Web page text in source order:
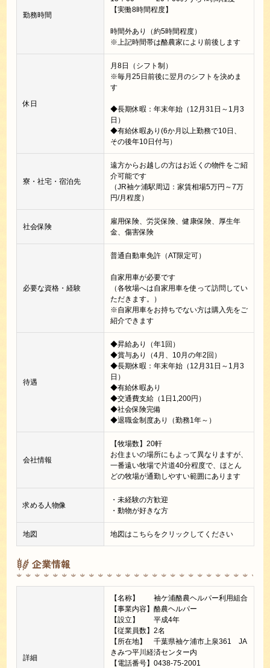
勤務時間
【実働8時間程度】
時間外あり（約5時間程度）
※上記時間帯は酪農家により前後します
休日
月8日（シフト制）
※毎月25日前後に翌月のシフトを決めま
す
◆長期休暇：年末年始（12月31日～1月3
日）
◆有給休暇あり(6か月以上勤務で10日、
その後年10日付与）
寮・社宅・宿泊先
遠方からお越しの方はお近くの物件をご紹
介可能です
（JR袖ケ浦駅周辺：家賃相場5万円～7万
円/月程度）
社会保険
雇用保険、労災保険、健康保険、厚生年
金、傷害保険
必要な資格・経験
普通自動車免許（AT限定可）
自家用車が必要です
（各牧場へは自家用車を使って訪問してい
ただきます。）
※自家用車をお持ちでない方は購入先をご
紹介できます
待遇
◆昇給あり（年1回）
◆賞与あり（4月、10月の年2回）
◆長期休暇：年末年始（12月31日～1月3
日）
◆有給休暇あり
◆交通費支給（1日1,200円）
◆社会保険完備
◆退職金制度あり（勤務1年～）
会社情報
【牧場数】20軒
お住まいの場所にもよって異なりますが、
一番遠い牧場で片道40分程度で、ほとん
どの牧場が通勤しやすい範囲にあります
求める人物像
・未経験の方歓迎
・動物が好きな方
地図 地図はこちらをクリックしてください
企業情報
詳細
【名称】 袖ケ浦酪農ヘルパー利用組合
【事業内容】酪農ヘルパー
【設立】 平成4年
【従業員数】2名
【所在地】 千葉県袖ケ浦市上泉361 JA
きみつ平川経済センター内
【電話番号】0438-75-2001